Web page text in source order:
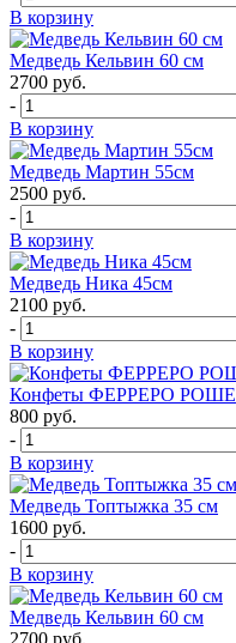
В корзину
Медведь Кельвин 60 см
2700 руб.
-
В корзину
Медведь Мартин 55см
2500 руб.
-
В корзину
Медведь Ника 45см
2100 руб.
-
В корзину
Конфеты ФЕРРЕРО РОШЕ
800 руб.
-
В корзину
Медведь Топтыжка 35 см
1600 руб.
-
В корзину
Медведь Кельвин 60 см